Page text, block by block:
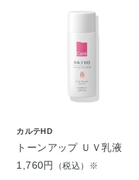
カルテHD
トーンアップ ＵＶ乳液
1,760円
（税込）※